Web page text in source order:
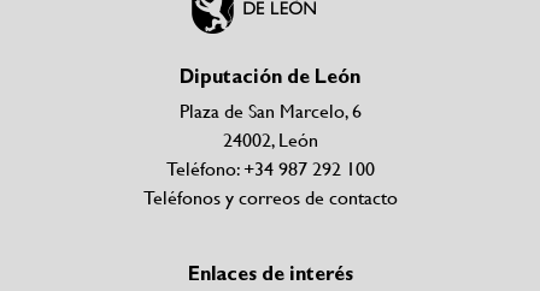
Diputación de León
Plaza de San Marcelo, 6
24002, León
Teléfono: +34 987 292 100
Teléfonos y correos de contacto
Enlaces de interés